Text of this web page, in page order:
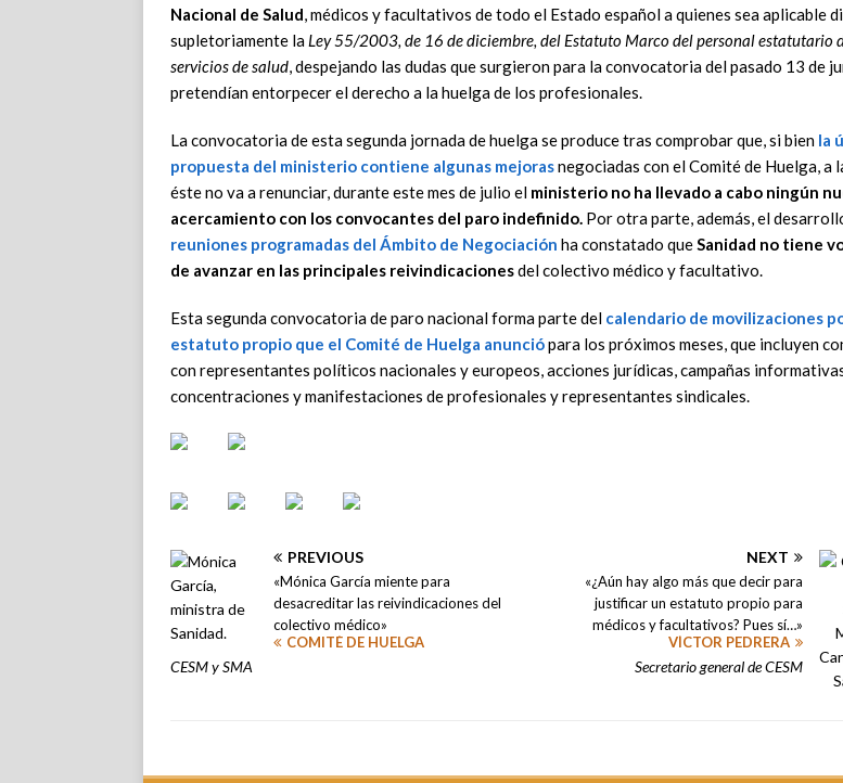
Nacional de Salud, médicos y facultativos de todo el Estado español a quienes sea aplicable
supletoriamente la Ley 55/2003, de 16 de diciembre, del Estatuto Marco del personal estatutario
servicios de salud, despejando las dudas que surgieron para la convocatoria del pasado 13 de
pretendían entorpecer el derecho a la huelga de los profesionales.
La convocatoria de esta segunda jornada de huelga se produce tras comprobar que, si bien la
propuesta del ministerio contiene algunas mejorasnegociadas con el Comité de Huelga, a
éste no va a renunciar, durante este mes de julio el ministerio no ha llevado a cabo ningún
acercamiento con los convocantes del paro indefinido. Por otra parte, además, el
reuniones programadas del Ámbito de Negociación ha constatado queSanidad no tiene
de avanzar en las principales reivindicacionesdel colectivo médico y facultativo.
Esta segunda convocatoria de paro nacional forma parte del calendario de movilizaciones
estatuto propio que el Comité de Huelga anunciópara los próximos meses, que incluyen
con representantes políticos nacionales y europeos, acciones jurídicas, campañas
concentraciones y manifestaciones de profesionales y representantes sindicales.
PREVIOUS
«Mónica García miente para
desacreditar las reivindicaciones del
colectivo médico»
COMITÉ DE HUELGA
CESM y SMA
NEXT
«¿Aún hay algo más que decir para
justificar un estatuto propio para
médicos y facultativos? Pues sí…»
VÍCTOR PEDRERA
Secretario general de CESM